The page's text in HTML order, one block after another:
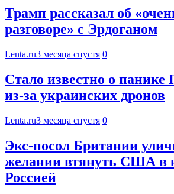
Трамп рассказал об
разговоре» с Эрдоганом
Lenta.ru3 месяца спустя 0
Стало известно о
из-за украинских дронов
Lenta.ru3 месяца спустя 0
Экс-посол Британии
желании втянуть США в
Россией